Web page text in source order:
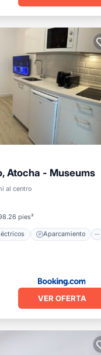
Atocha - Museums
al centro
pies²
Aparcamiento
eléctricos
acondicionado
VER OFERTA